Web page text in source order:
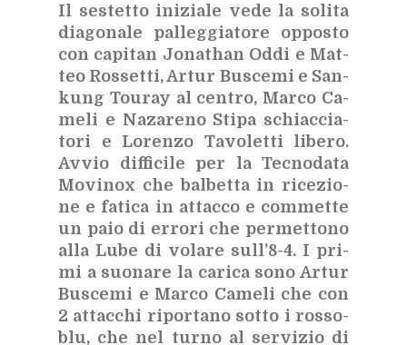
Il se­stet­to ini­zia­le vede la so­li­ta
dia­go­na­le pal­leg­gia­to­re op­po­sto
con ca­pi­tan Jo­na­than Oddi e Mat­
teo Ros­set­ti, Ar­tur Bu­sce­mi e San­
kung Tou­ray al cen­tro, Mar­co Ca­
me­li e Na­za­re­no Sti­pa schiac­cia­
to­ri e Lo­ren­zo Ta­vo­let­ti li­be­ro.
Av­vio dif­fi­ci­le per la Tec­no­da­ta
Mo­vi­nox che bal­bet­ta in ri­ce­zio­
ne e fa­ti­ca in at­tac­co e com­met­te
un paio di er­ro­ri che per­met­to­no
alla Lube di vo­la­re sul­l’8-4. I pri­
mi a suo­na­re la ca­ri­ca sono Ar­tur
Bu­sce­mi e Mar­co Ca­me­li che con
2 at­tac­chi ri­por­ta­no sot­to i ros­so­
blu, che nel tur­no al ser­vi­zio di